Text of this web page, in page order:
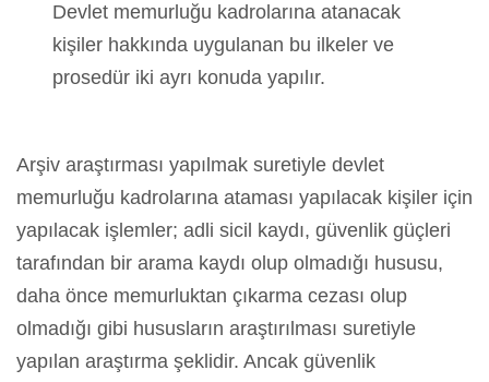
Devlet memurluğu kadrolarına atanacak
kişiler hakkında uygulanan bu ilkeler ve
prosedür iki ayrı konuda yapılır.
Arşiv araştırması yapılmak suretiyle devlet
memurluğu kadrolarına ataması yapılacak kişiler için
yapılacak işlemler; adli sicil kaydı, güvenlik güçleri
tarafından bir arama kaydı olup olmadığı hususu,
daha önce memurluktan çıkarma cezası olup
olmadığı gibi hususların araştırılması suretiyle
yapılan araştırma şeklidir. Ancak güvenlik